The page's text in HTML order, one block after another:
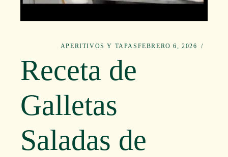
FEBRERO 6, 2026
APERITIVOS Y TAPAS
Receta de
Galletas
Saladas de